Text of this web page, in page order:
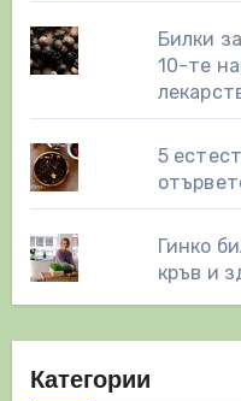
Билки
10-те
5
Гинко
кръв и
Категории